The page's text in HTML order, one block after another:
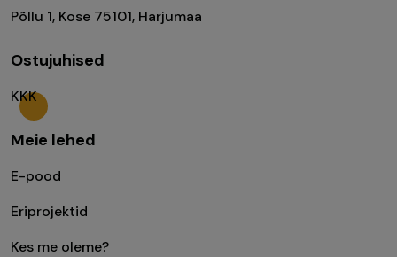
Põllu 1, Kose 75101, Harjumaa
Ostujuhised
KKK
Meie lehed
E-pood
Eriprojektid
Kes me oleme?